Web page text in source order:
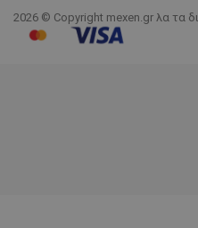
2026 © Copyright mexen.gr λα τα